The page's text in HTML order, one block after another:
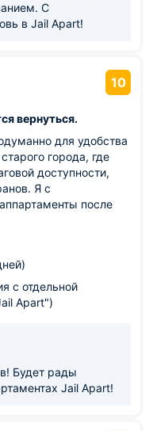
С
в Jail Apart!
10
вернуться.
для удобства
города, где
доступности,
Я с
после
с отдельной
Apart")
Будет рады
Jail Apart!